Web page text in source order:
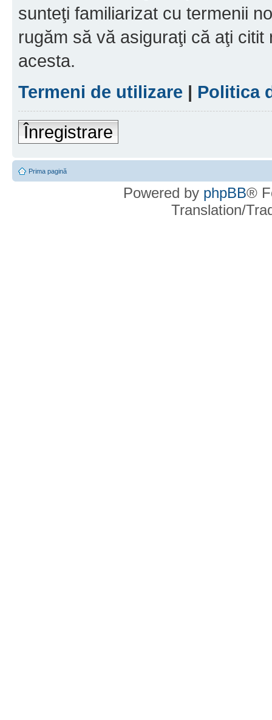
sunteţi familiarizat cu termenii
rugăm să vă asiguraţi că aţi
acesta.
Termeni de utilizare | Politica
Înregistrare
Prima pagină
Powered by phpBB®
Translation/